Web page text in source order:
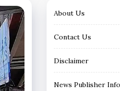
About Us
Contact Us
Disclaimer
News Publisher